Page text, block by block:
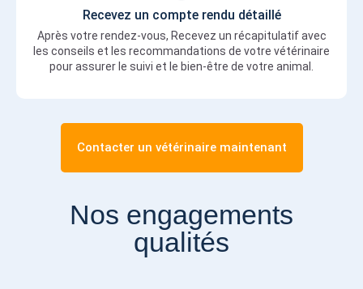
Recevez un compte rendu détaillé
Après votre rendez-vous, Recevez un récapitulatif avec
les conseils et les recommandations de votre vétérinaire
pour assurer le suivi et le bien-être de votre animal.
Contacter un vétérinaire maintenant
Nos engagements
qualités